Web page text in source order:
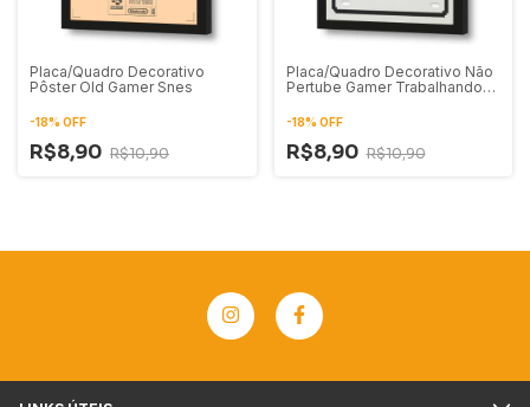
Placa/Quadro Decorativo
Pôster Old Gamer Snes
-18% OFF
R$8,90 R$10,90
Placa/Quadro Decorativo Não
Pertube Gamer Trabalhando
-18% OFF
R$8,90 R$10,90